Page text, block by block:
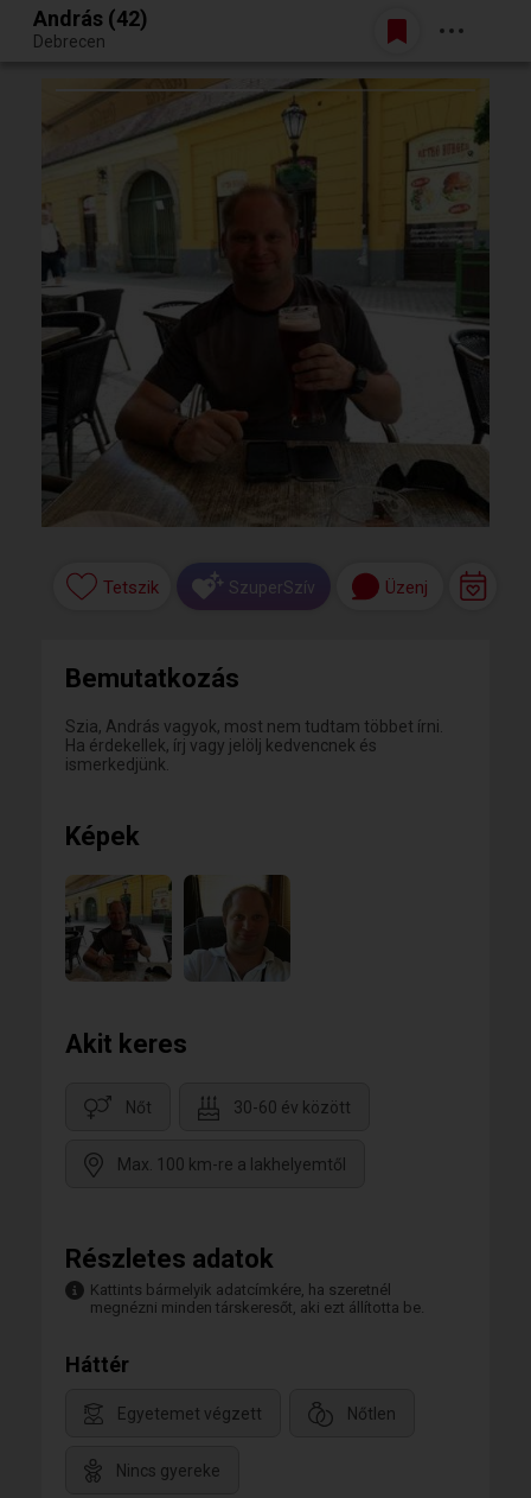
Egy jó randiból bármi lehet.
Belépés
András (42)
Debrecen
Tetszik SzuperSzív Üzenj
Bemutatkozás
Szia, András vagyok, most nem tudtam többet írni.
Ha érdekellek, írj vagy jelölj kedvencnek és
ismerkedjünk.
Képek
Akit keres
Nőt 30-60 év között
Max. 100 km-re a lakhelyemtől
Részletes adatok
Kattints bármelyik adatcímkére, ha szeretnél
megnézni minden társkeresőt, aki ezt állította be.
Háttér
Egyetemet végzett Nőtlen
Nincs gyereke